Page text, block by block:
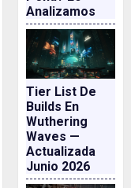
Analizamos
Tier List De
Builds En
Wuthering
Waves —
Actualizada
Junio 2026